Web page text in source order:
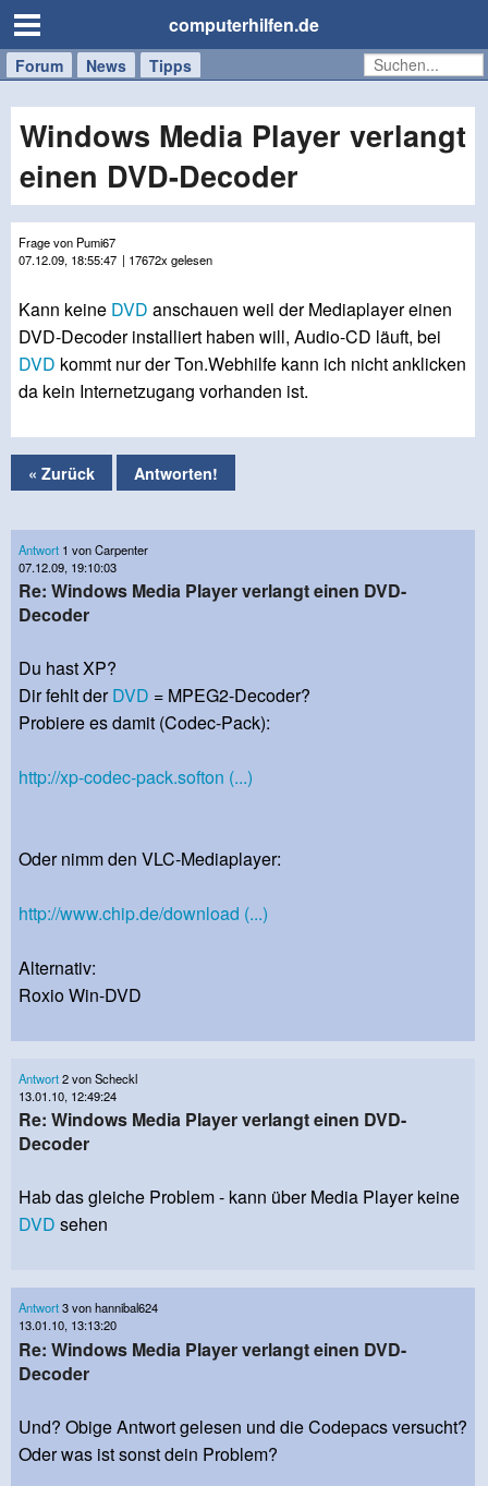
computerhilfen.de
Forum News Tipps
Handy
Tablet
Windows
Mac
Windows Media Player verlangt
einen DVD-Decoder
Frage von Pumi67
07.12.09, 18:55:47 | 17672x gelesen
Kann keine DVD anschauen weil der Mediaplayer einen
DVD-Decoder installiert haben will, Audio-CD läuft, bei
DVD kommt nur der Ton.Webhilfe kann ich nicht anklicken
da kein Internetzugang vorhanden ist.
« Zurück Antworten!
Antwort 1 von Carpenter
07.12.09, 19:10:03
Re: Windows Media Player verlangt einen DVD-
Decoder
Du hast XP?
Dir fehlt derDVD = MPEG2-Decoder?
Probiere es damit (Codec-Pack):
http://xp-codec-pack.softon (...)
Oder nimm den VLC-Mediaplayer:
http://www.chip.de/download (...)
Alternativ:
Roxio Win-DVD
Antwort2 von Scheckl
13.01.10, 12:49:24
Re: Windows Media Player verlangt einen DVD-
Decoder
Hab das gleiche Problem - kann über Media Player keine
DVD sehen
Antwort3 von hannibal624
13.01.10, 13:13:20
Re: Windows Media Player verlangt einen DVD-
Decoder
Und? Obige Antwort gelesen und die Codepacs versucht?
Oder was ist sonst dein Problem?